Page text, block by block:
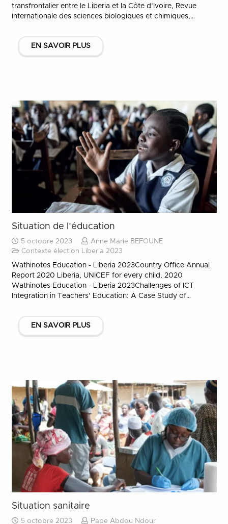
transfrontalier entre le Liberia et la Côte d’Ivoire, Revue
internationale des sciences biologiques et chimiques,…
EN SAVOIR PLUS
Situation de l’éducation
5 octobre 2023
Anne Marie BEFOUNE
Contexte élection Liberia 2023
Wathinotes Education - Liberia 2023Country Office Annual
Report 2020 Liberia, UNICEF for every child, 2020
Wathinotes Education - Liberia 2023Challenges of ICT
Integration in Teachers’ Education: A Case Study of…
EN SAVOIR PLUS
Situation sanitaire
5 octobre 2023 Pape Abdou Ndour